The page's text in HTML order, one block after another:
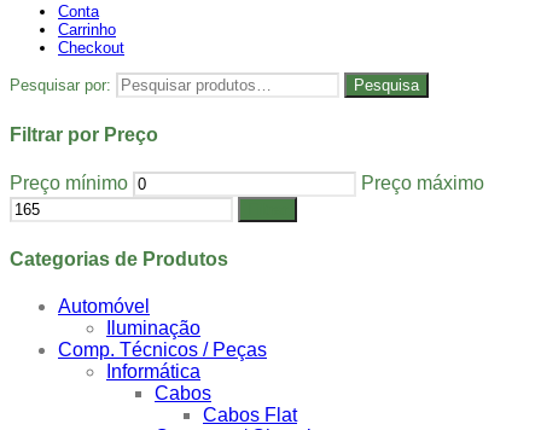
Conta
Carrinho
Checkout
Pesquisar por: Pesquisa
Filtrar por Preço
Preço mínimo Preço máximo
Categorias de Produtos
Automóvel
Iluminação
Comp. Técnicos / Peças
Informática
Cabos
Cabos Flat